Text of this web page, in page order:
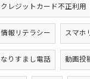
クレジットカード不正利用
情報リテラシー スマホ
なりすまし電話 動画投